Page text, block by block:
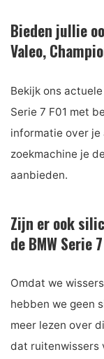
Bieden jullie
Valeo,
Bekijk ons
Serie 7 F01 met
informatie over
zoekmachine je
aanbieden.
Zijn er ook
de BMW Serie
Omdat we
hebben we geen
meer lezen over
dat ruitenwissers